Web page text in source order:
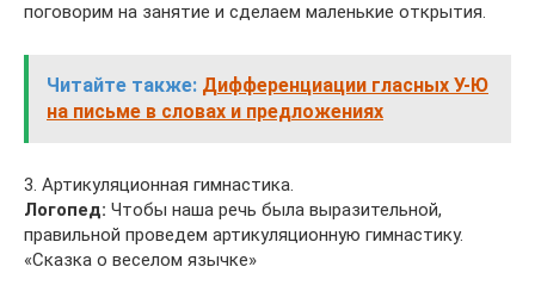
поговорим на занятие и сделаем маленькие открытия.
Читайте также: Дифференциации гласных У-Ю
на письме в словах и предложениях
3. Артикуляционная гимнастика.
Логопед: Чтобы наша речь была выразительной,
правильной проведем артикуляционную гимнастику.
«Сказка о веселом язычке»